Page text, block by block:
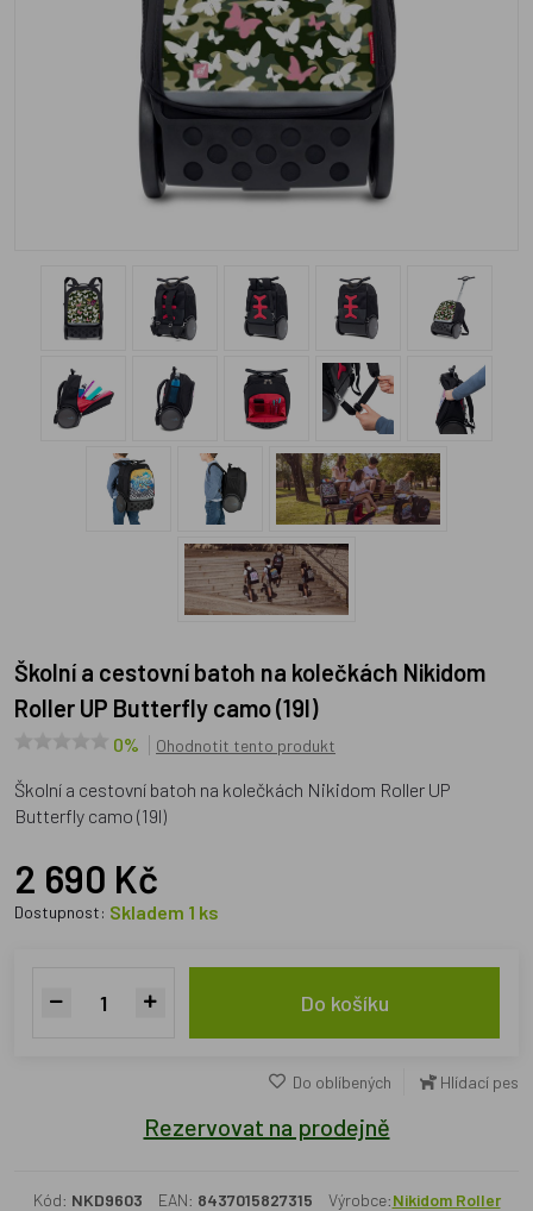
Školní a cestovní batoh na kolečkách Nikidom
Roller UP Butterfly camo (19l)
0% Ohodnotit tento produkt
Školní a cestovní batoh na kolečkách Nikidom Roller UP
Butterfly camo (19l)
2 690 Kč
Dostupnost: Skladem 1 ks
Do košíku
Do oblíbených Hlídací pes
Rezervovat na prodejně
Kód: NKD9603 EAN: 8437015827315 Výrobce:Nikidom Roller